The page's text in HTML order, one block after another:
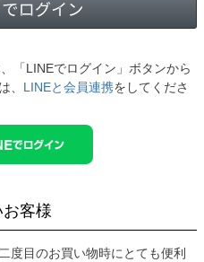
「LINEでログイン」ボタンから
、 LINEと会員連携をしてくださ
客様
度目のお買い物時にとても便利